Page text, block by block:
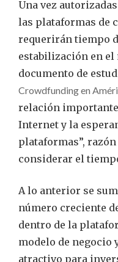
Una vez
las plataformas de
requerirán tiempo
estabilización en el
documento de
Crowdfunding en
relación
Internet y la
plataformas”,
considerar el
A lo anterior se
número creciente
dentro de la
modelo de negocio
atractivo para